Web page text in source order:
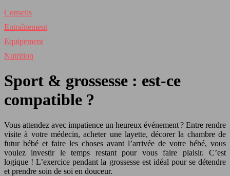
Conseils
Entraînement
Equipement
Nutrition
Sport & grossesse : est-ce
compatible ?
Vous attendez avec impatience un heureux événement ? Entre rendre
visite à votre médecin, acheter une layette, décorer la chambre de
futur bébé et faire les choses avant l’arrivée de votre bébé, vous
voulez investir le temps restant pour vous faire plaisir. C’est
logique ! L’exercice pendant la grossesse est idéal pour se détendre
et prendre soin de soi en douceur.